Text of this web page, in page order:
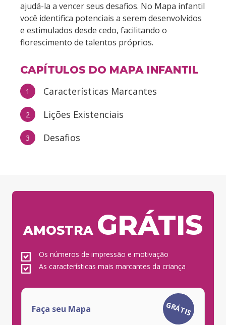
ajudá-la a vencer seus desafios. No Mapa infantil
você identifica potenciais a serem desenvolvidos
e estimulados desde cedo, facilitando o
florescimento de talentos próprios.
CAPÍTULOS DO MAPA INFANTIL
1 Características Marcantes
2 Lições Existenciais
3 Desafios
AMOSTRA GRÁTIS
Os números de impressão e motivação
As características mais marcantes da criança
Faça seu Mapa GRÁTIS